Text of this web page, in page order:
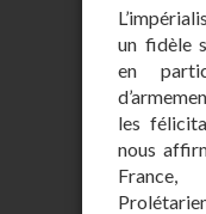
un fidèle
en
les
nous